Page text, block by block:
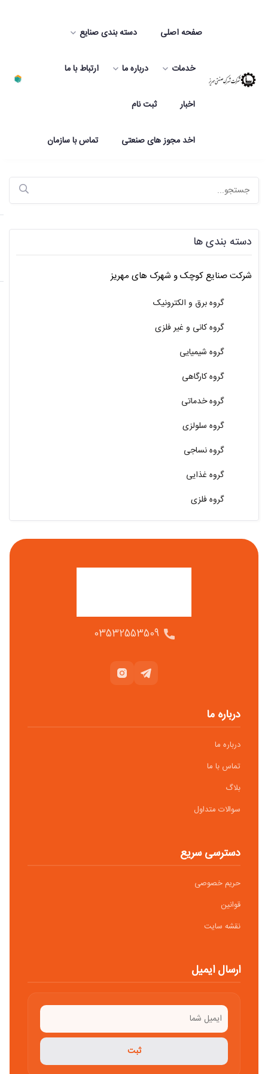
صفحه اصلی دسته بندی صنایع
خدمات درباره ما ارتباط با ما
اخبار ثبت نام
اخد مجوز های صنعتی تماس با سازمان
دسته بندی ها
شرکت صنایع کوچک و شهرک های مهریز
گروه برق و الکترونیک
گروه کانی و غیر فلزی
گروه شیمیایی
گروه کارگاهی
گروه خدماتی
گروه سلولزی
گروه نساجی
گروه غذایی
گروه فلزی
03532553509
درباره ما
درباره ما
تماس با ما
بلاگ
سوالات متداول
دسترسی سریع
حریم خصوصی
قوانین
نقشه سایت
ارسال ایمیل
ثبت